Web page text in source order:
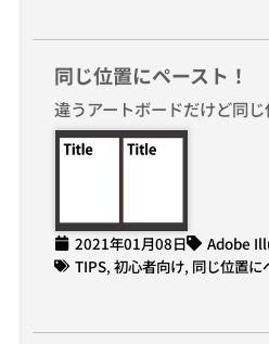
同じ位置にペースト！
違うアートボードだけど同じ
2021年01月08日
Adobe
TIPS, 初心者向け, 同じ位置に